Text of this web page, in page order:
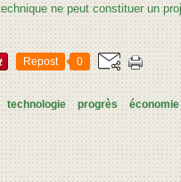
Repost 0
technologie progrès économie